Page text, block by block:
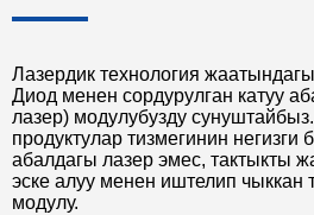
Лазердик технология
Диод менен сордурулган катуу
лазер) модулубузду
продуктулар тизмегинин негизги
абалдагы лазер эмес, тактыкты
эске алуу менен иштелип чыккан
модулу.